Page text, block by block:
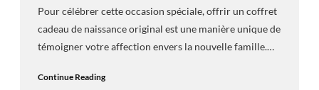
Pour célébrer cette occasion spéciale, offrir un coffret
cadeau de naissance original est une manière unique de
témoigner votre affection envers la nouvelle famille.…
Continue Reading